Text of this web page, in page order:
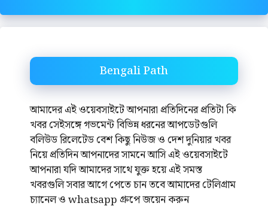
Bengali Path
আমাদের এই ওয়েবসাইটে আপনারা প্রতিদিনের প্রতিটা কি
খবর সেইসঙ্গে গভমেন্ট বিভিন্ন ধরনের আপডেটগুলি
বলিউড রিলেটেড বেশ কিছু নিউজ ও দেশ দুনিয়ার খবর
নিয়ে প্রতিদিন আপনাদের সামনে আসি এই ওয়েবসাইটে
আপনারা যদি আমাদের সাথে যুক্ত হয়ে এই সমস্ত
খবরগুলি সবার আগে পেতে চান তবে আমাদের টেলিগ্রাম
চ্যানেল ও whatsapp গ্রুপে জয়েন করুন